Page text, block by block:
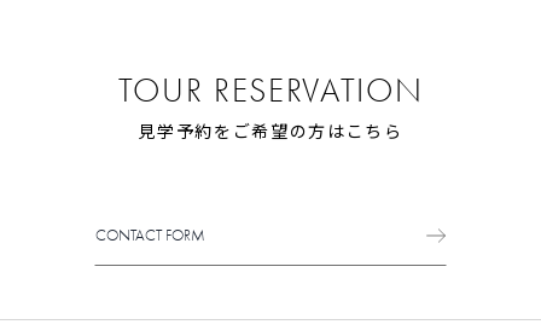
TOUR RESERVATION
見学予約をご希望の方はこちら
CONTACT FORM